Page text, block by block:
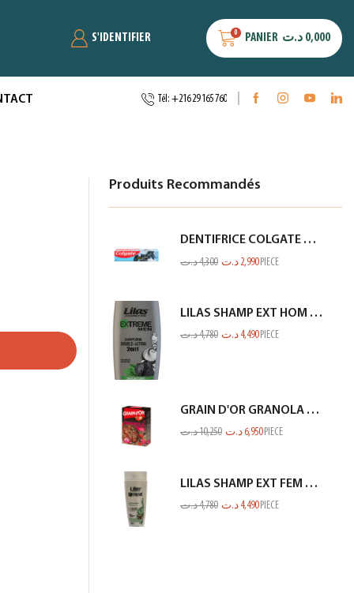
S'IDENTIFIER 0 PANIER 0,000 د.ت
Tél: +216 29 165 760
Produits Recommandés
DENTIFRICE COLGATE 6ANS+ GOUT FRUITÉ DOUX BATMAN 50ML
4,300د.ت 2,990 د.ت PIECE
LILAS SHAMP EXT HOM CHARBON GRIS 350ML
4,780د.ت 4,490 د.ت PIECE
GRAIN D'OR GRANOLA CHOCO FRAISE 300GR
10,250د.ت 6,950 د.ت PIECE
LILAS SHAMP EXT FEM FIN ET FRAGILE BLANC 350ML
4,780د.ت 4,490 د.ت PIECE